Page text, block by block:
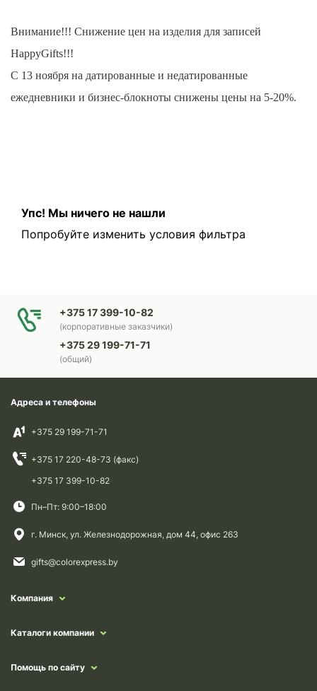
Внимание!!! Снижение цен на изделия для записей
HappyGifts!!!
С 13 ноября на датированные и недатированные
ежедневники и бизнес-блокноты снижены цены на 5-20%.
Упс! Мы ничего не нашли
Попробуйте изменить условия фильтра
+375 17 399-10-82
(корпоративные заказчики)
+375 29 199-71-71
(общий)
Адреса и телефоны
+375 29 199-71-71
+375 17 220-48-73 (факс)
+375 17 399-10-82
Пн–Пт: 9:00–18:00
г. Минск, ул. Железнодорожная, дом 44, офис 263
gifts@colorexpress.by
Компания
Каталоги компании
Помощь по сайту